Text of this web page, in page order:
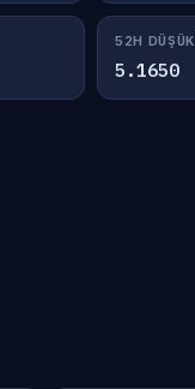
52H DÜŞÜK
5.1650